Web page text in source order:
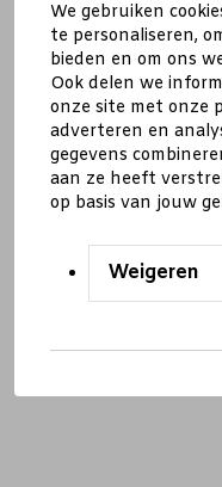
We gebruiken
te personaliseren,
bieden en om ons
Ook delen we
onze site met onze
adverteren en
gegevens
aan ze heeft
op basis van jouw
Weigeren